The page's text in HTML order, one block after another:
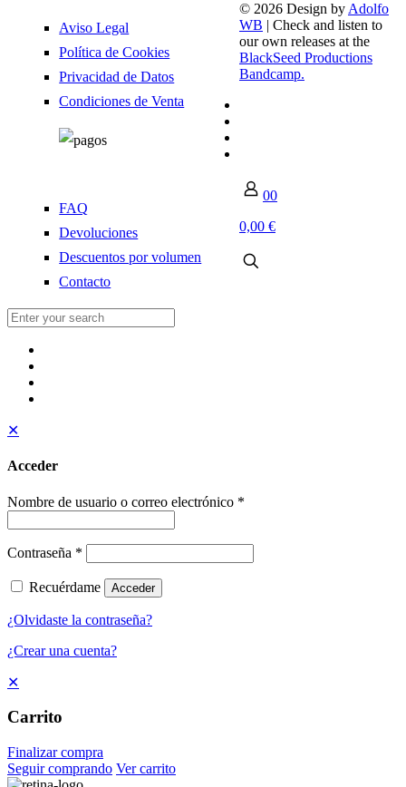
Aviso Legal
Política de Cookies
Privacidad de Datos
Condiciones de Venta
FAQ
Devoluciones
Descuentos por volumen
Contacto
© 2026 Design by Adolfo
WB | Check and listen to
our own releases at the
BlackSeed Productions
Bandcamp.
00
0,00 €
✕
Acceder
Nombre de usuario o correo electrónico *
Contraseña *
Recuérdame Acceder
¿Olvidaste la contraseña?
¿Crear una cuenta?
✕
Carrito
Finalizar compra
Seguir comprando Ver carrito